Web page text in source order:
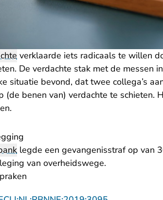
verklaarde iets radicaals te willen
De verdachte stak met de messen
situatie bevond, dat twee collega’s
(de benen van) verdachte te schieten.
legde een gevangenisstraf op van
van overheidswege.